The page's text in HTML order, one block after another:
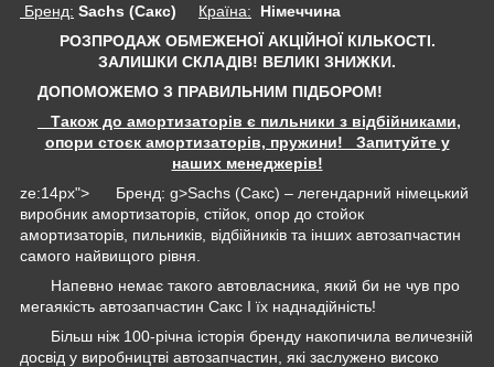
Бренд: Sachs (Сакс) Країна: Німеччина
РОЗПРОДАЖ ОБМЕЖЕНОЇ АКЦІЙНОЇ КІЛЬКОСТІ.
ЗАЛИШКИ СКЛАДІВ! ВЕЛИКІ ЗНИЖКИ.
ДОПОМОЖЕМО З ПРАВИЛЬНИМ ПІДБОРОМ!
Також до амортизаторів є пильники з відбійниками,
опори стоєк амортизаторів, пружини! Запитуйте у
наших менеджерів!
ze:14px"> Бренд: g>Sachs (Сакс) – легендарний німецький
виробник амортизаторів, стійок, опор до стойок
амортизаторів, пильників, відбійників та інших автозапчастин
самого найвищого рівня.
Напевно немає такого автовласника, який би не чув про
мегаякість автозапчастин Сакс І їх наднадійність!
Більш ніж 100-річна історія бренду накопичила величезній
досвід у виробництві автозапчастин, які заслужено високо